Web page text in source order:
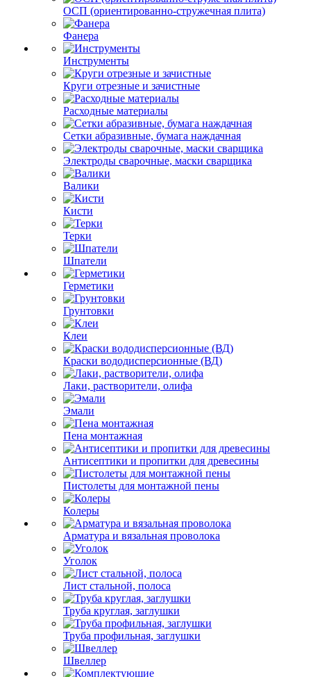
ОСП (ориентированно-стружечная плита)
Фанера
Инструменты
Круги отрезные и зачистные
Расходные материалы
Сетки абразивные, бумага наждачная
Электроды сварочные, маски сварщика
Валики
Кисти
Терки
Шпатели
Герметики
Грунтовки
Клеи
Краски вододисперсионные (ВД)
Лаки, растворители, олифа
Эмали
Пена монтажная
Антисептики и пропитки для древесины
Пистолеты для монтажной пены
Колеры
Арматура и вязальная проволока
Уголок
Лист стальной, полоса
Труба круглая, заглушки
Труба профильная, заглушки
Швеллер